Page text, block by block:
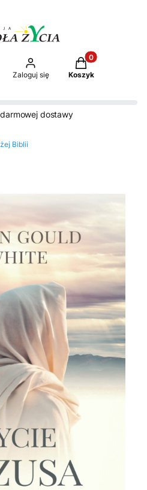
wyszukiwarkę
Zaloguj się
Produkty w
Koszyk
dostawy
Biblii